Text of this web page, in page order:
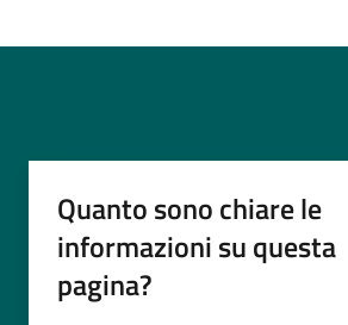
Quanto sono chiare le
informazioni su questa
pagina?